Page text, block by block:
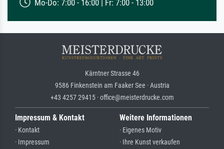
Mo-Do: 7:00 - 16:00 | Fr: 7:00 - 13:00
Kärntner Strasse 46
9586 Finkenstein am Faaker See · Austria
+43 4257 29415 · office@meisterdrucke.com
Impressum & Kontakt
· Kontakt
· Impressum
Weitere Informationen
· Eigenes Motiv
· Ihre Kunst verkaufen